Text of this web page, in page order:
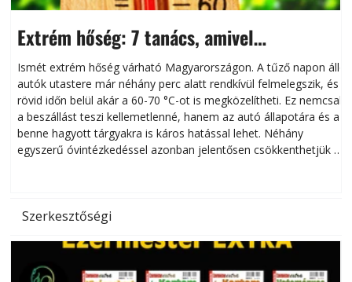
Extrém hőség: 7 tanács, amivel
megóvhatjuk autónkat a nyári károktól
Ismét extrém hőség várható Magyarországon. A tűző napon álló
autók utastere már néhány perc alatt rendkívül felmelegszik, és
rövid időn belül akár a 60-70 °C-ot is megközelítheti. Ez nemcsak
a beszállást teszi kellemetlenné, hanem az autó állapotára és a
benne hagyott tárgyakra is káros hatással lehet. Néhány
egyszerű óvintézkedéssel azonban jelentősen csökkenthetjük a
Szerkesztőségi